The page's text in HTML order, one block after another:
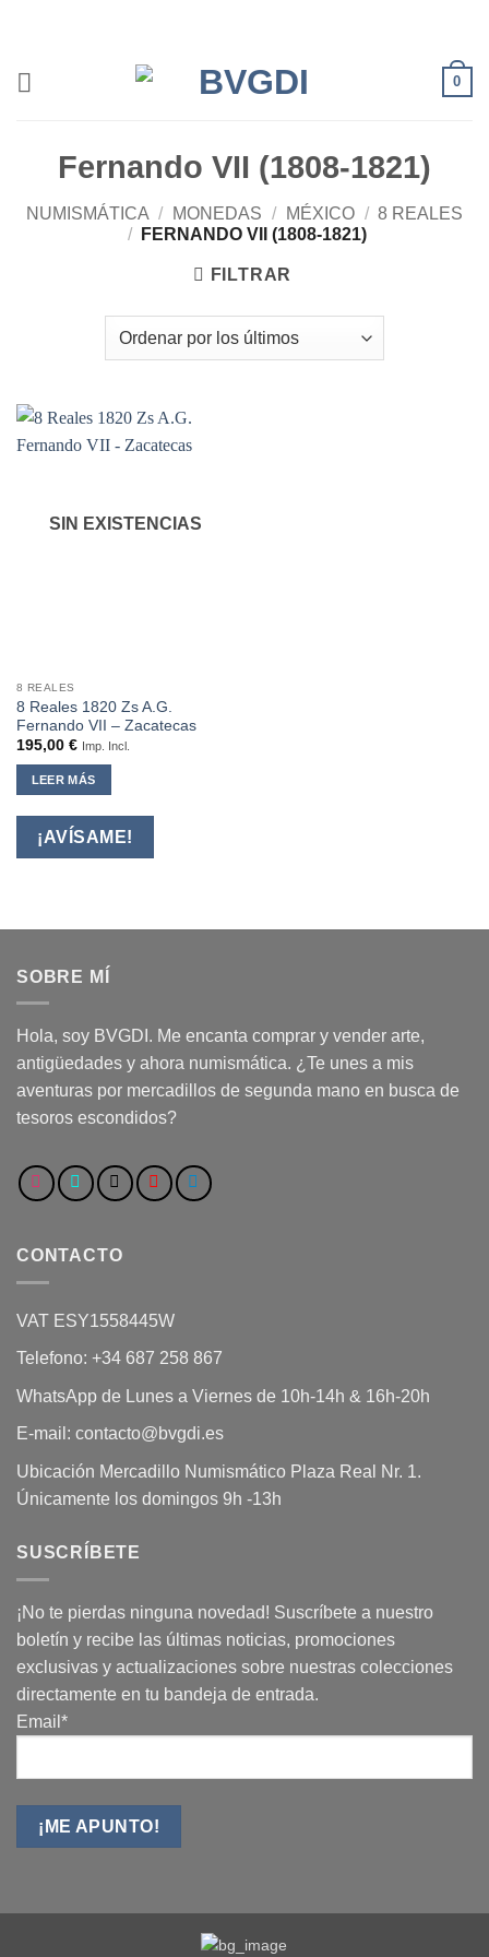
0
Fernando VII (1808-1821)
NUMISMÁTICA / MONEDAS / MÉXICO / 8 REALES
/
FERNANDO VII (1808-1821)
FILTRAR
SIN EXISTENCIAS
8 REALES
8 Reales 1820 Zs A.G.
Fernando VII – Zacatecas
195,00 € Imp. Incl.
LEER MÁS
¡AVÍSAME!
SOBRE MÍ
Hola, soy BVGDI. Me encanta comprar y vender arte,
antigüedades y ahora numismática. ¿Te unes a mis
aventuras por mercadillos de segunda mano en busca de
tesoros escondidos?
CONTACTO
VAT ESY1558445W
Telefono: +34 687 258 867
WhatsApp de Lunes a Viernes de 10h-14h & 16h-20h
E-mail: contacto@bvgdi.es
Ubicación Mercadillo Numismático Plaza Real Nr. 1.
Únicamente los domingos 9h -13h
SUSCRÍBETE
¡No te pierdas ninguna novedad! Suscríbete a nuestro
boletín y recibe las últimas noticias, promociones
exclusivas y actualizaciones sobre nuestras colecciones
directamente en tu bandeja de entrada.
Email*